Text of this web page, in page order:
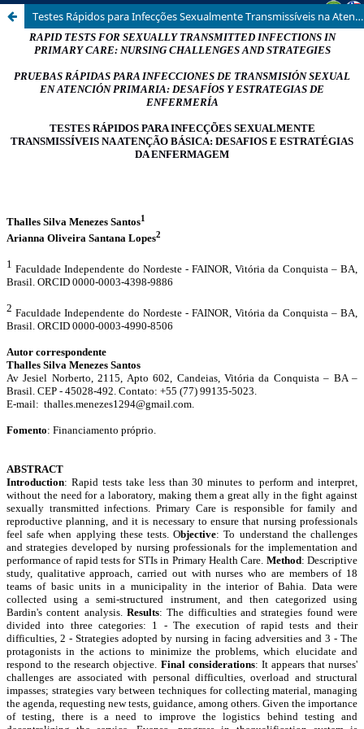
Testes Rápidos para Infecções Sexualmente Transmissíveis na Atenção Básica: